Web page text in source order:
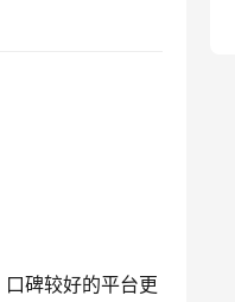
碑较好的平台更